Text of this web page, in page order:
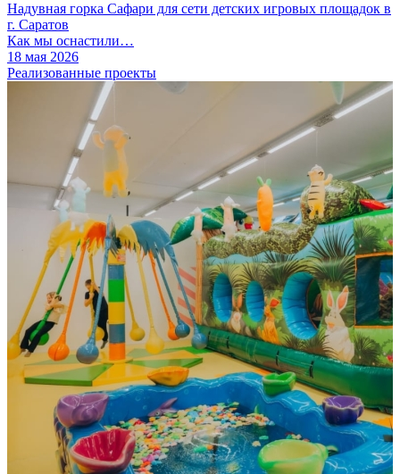
Надувная горка Сафари для сети детских игровых площадок в
г. Саратов
Как мы оснастили…
18 мая 2026
Реализованные проекты